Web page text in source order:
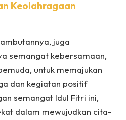
Keolahragaan
juga
semangat kebersamaan,
untuk memajukan
dan kegiatan positif
semangat Idul Fitri ini,
dalam mewujudkan cita-